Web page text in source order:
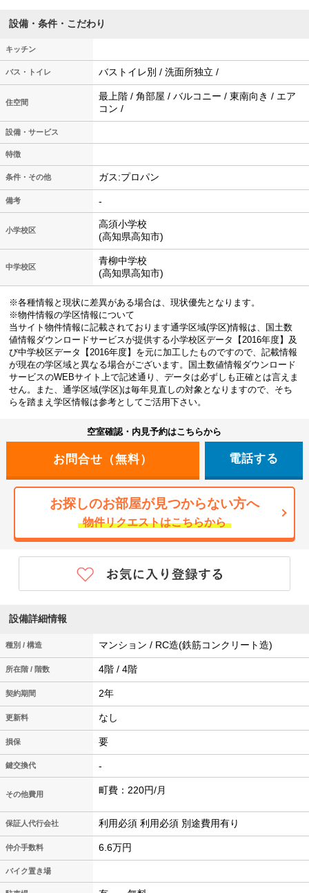
設備・条件・こだわり
キッチン
バス・トイレ バストイレ別 / 洗面所独立 /
住空間
最上階 / 角部屋 / バルコニー / 東南向き / エア
コン /
設備・サービス
特徴
条件・その他 ガス:プロパン
備考 -
小学校区
高須小学校
(高知県高知市)
中学校区
青柳中学校
(高知県高知市)
※各種情報と現状に差異がある場合は、現状優先となります。
※物件情報の学区情報について
当サイト物件情報に記載されております通学区域(学区)情報は、国土数
値情報ダウンロードサービスが提供する小学校区データ【2016年度】及
び中学校区データ【2016年度】を元に加工したものですので、記載情報
が現在の学区域と異なる場合がございます。国土数値情報ダウンロード
サービスのWEBサイト上で記述通り、データは必ずしも正確とは言えま
せん。また、通学区域(学区)は毎年見直しの対象となりますので、そち
らを踏まえ学区情報は参考としてご活用下さい。
空室確認・内見予約はこちらから
電話する
お探しのお部屋が見つからない方へ
物件リクエストはこちらから
設備詳細情報
種別 / 構造 マンション / RC造(鉄筋コンクリート造)
所在階 / 階数 4階 / 4階
契約期間 2年
更新料 なし
損保 要
鍵交換代 -
その他費用 町費：220円/月
保証人代行会社 利用必須 利用必須 別途費用有り
仲介手数料 6.6万円
バイク置き場